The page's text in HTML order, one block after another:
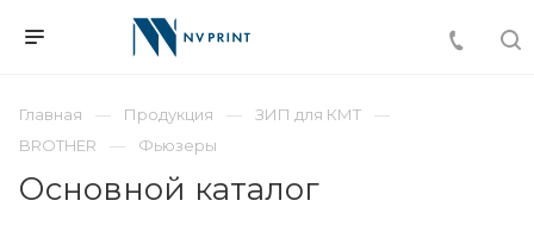
Главная Продукция
ЗИП для КМТ
BROTHER
Фьюзеры
Основной каталог